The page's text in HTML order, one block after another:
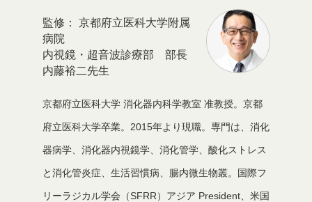
京都府立医科大学附属
病院
内視鏡・超音波診療部 部長
内藤裕二先生
京都府立医科大学 消化器内科学教室 准教授。京都
府立医科大学卒業。2015年より現職。専門は、消化
器病学、消化器内視鏡学、消化管学、酸化ストレス
と消化管炎症、生活習慣病、腸内微生物叢。国際フ
リーラジカル学会（SFRR）アジア President、米国